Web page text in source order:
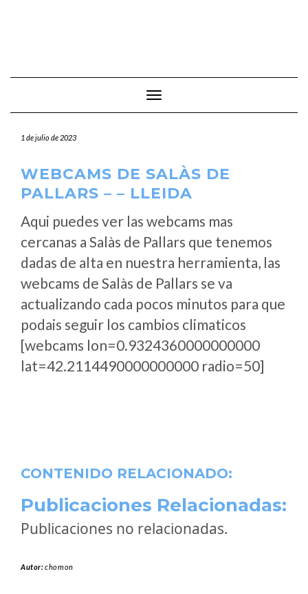
Cambiar modo de navegación
1 de julio de 2023
WEBCAMS DE SALÀS DE
PALLARS – – LLEIDA
Aqui puedes ver las webcams mas
cercanas a Salàs de Pallars que tenemos
dadas de alta en nuestra herramienta, las
webcams de Salàs de Pallars se va
actualizando cada pocos minutos para que
podais seguir los cambios climaticos
[webcams lon=0.9324360000000000
lat=42.2114490000000000 radio=50]
CONTENIDO RELACIONADO:
Publicaciones Relacionadas:
Publicaciones no relacionadas.
Autor:chomon